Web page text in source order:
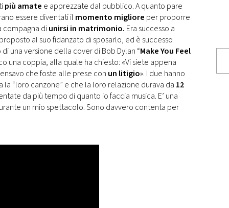
più amate e apprezzate dal pubblico. A quanto pare
essere diventati il momento migliore per proporre
compagna diunirsi in matrimonio. Era successo a
al suo fidanzato di sposarlo, ed è successo
di una versione della cover di Bob Dylan “Make You Feel
una coppia, alla quale ha chiesto: «Vi siete appena
che foste alle prese con un litigio». I due hanno
la “loro canzone” e che la loro relazione durava da 12
da più tempo di quanto io faccia musica. E’ una
un mio spettacolo. Sono davvero contenta per